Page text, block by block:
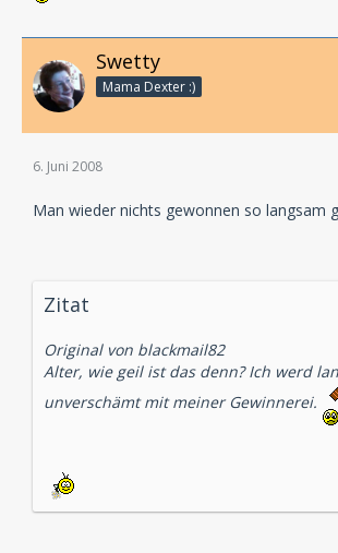
Swetty
Mama Dexter :)
6. Juni 2008
Man wieder nichts gewonnen so langsam
Zitat
Original von blackmail82
Alter, wie geil ist das denn? Ich werd
unverschämt mit meiner Gewinnerei.